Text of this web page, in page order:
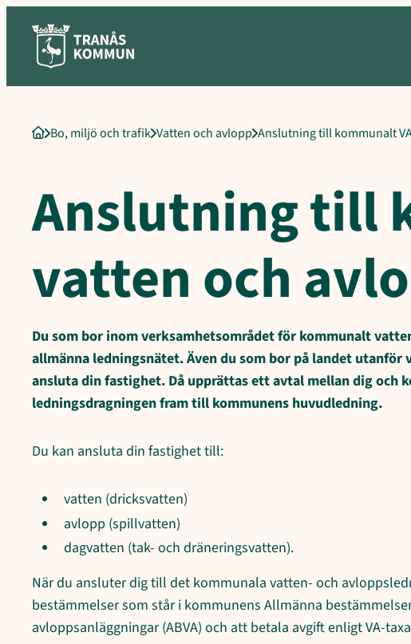
innehåll
Startsida
Bo, miljö och trafik Vatten och avlopp Anslutning till kommunalt
Anslutning till
vatten och
Du som bor inom verksamhetsområdet för kommunalt
allmänna ledningsnätet. Även du som bor på landet
ansluta din fastighet. Då upprättas ett avtal mellan dig och
ledningsdragningen fram till kommunens huvudledning.
Du kan ansluta din fastighet till:
vatten (dricksvatten)
avlopp (spillvatten)
dagvatten (tak- och dräneringsvatten).
När du ansluter dig till det kommunala vatten- och
bestämmelser som står i kommunens Allmänna
avloppsanläggningar (ABVA) och att betala avgift enligt VA-